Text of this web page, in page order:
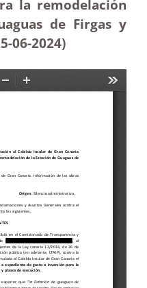
la remodelación
de Firgas y
06-2024)